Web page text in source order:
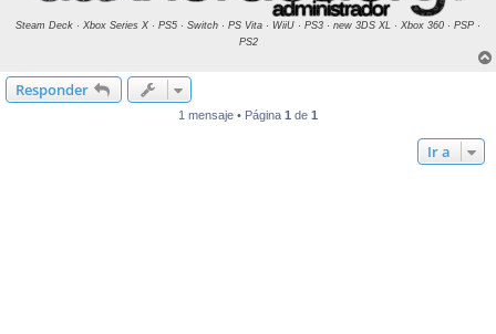
Steam Deck · Xbox Series X · PS5 · Switch · PS Vita · WiiU · PS3 · new 3DS XL · Xbox 360 · PSP ·
PS2
Responder
1 mensaje • Página 1 de 1
Ir a